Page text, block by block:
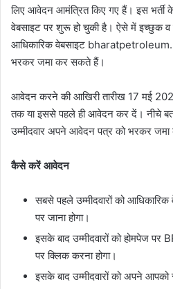
लिए आवेदन आमंत्रित किए गए हैं। इस भर्ती
वेबसाइट पर शुरू हो चुकी है। ऐसे में इच्छुक व
आधिकारिक वेबसाइट
भरकर जमा कर सकते हैं।
आवेदन करने की आखिरी तारीख 17 मई
तक या इससे पहले ही आवेदन कर दें। नीचे
उम्मीदवार अपने आवेदन पत्र को भरकर
कैसे करें आवेदन
सबसे पहले उम्मीदवारों को
पर जाना होगा।
इसके बाद उम्मीदवारों को होमपेज पर
पर क्लिक करना होगा।
इसके बाद उम्मीदवारों को अपने आपको